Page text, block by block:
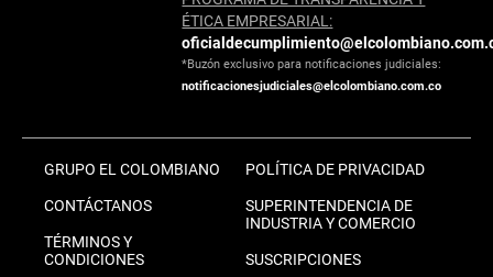
ÉTICA EMPRESARIAL:
*Buzón exclusivo para notificaciones judiciales:
notificacionesjudiciales@elcolombiano.com.co
GRUPO EL COLOMBIANO
CONTÁCTANOS
TÉRMINOS Y
CONDICIONES
POLÍTICA DE PRIVACIDAD
SUPERINTENDENCIA DE
INDUSTRIA Y COMERCIO
SUSCRIPCIONES